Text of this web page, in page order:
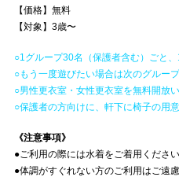
【価格】無料
【対象】3歳〜
○1グループ30名（保護者含む）ごと
○もう一度遊びたい場合は次のグルー
○男性更衣室・女性更衣室を無料開放
○保護者の方向けに、軒下に椅子の用
《注意事項》
●ご利用の際には水着をご着用ください
●体調がすぐれない方のご利用はご遠